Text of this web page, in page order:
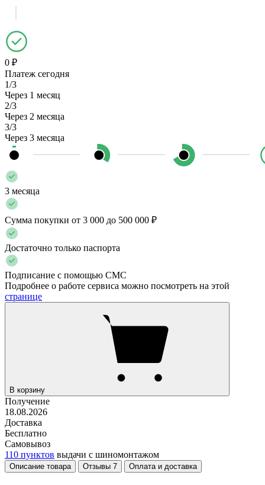
0 ₽
Платеж сегодня
1/3
Через 1 месяц
2/3
Через 2 месяца
3/3
Через 3 месяца
3 месяца
Сумма покупки от 3 000 до 500 000 ₽
Достаточно только паспорта
Подписание с помощью СМС
Подробнее о работе сервиса можно посмотреть на этой
странице
В корзину
Получение
18.08.2026
Доставка
Бесплатно
Самовывоз
110 пунктов выдачи с шиномонтажом
Описание товара Отзывы 7 Оплата и доставка